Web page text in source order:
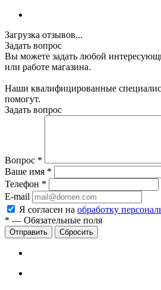
Загрузка отзывов...
Задать вопрос
Вы можете задать любой
или работе магазина.
Наши квалифицированные
помогут.
Задать вопрос
Вопрос *
Ваше имя *
Телефон *
E-mail
Я согласен на обработку
* — Обязательные поля
Сбросить